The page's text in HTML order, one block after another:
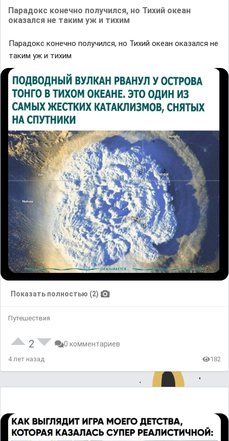
Парадокс конечно получился, но Тихий океан
оказался не таким уж и тихим
Парадокс конечно получился, но Тихий океан оказался не
таким уж и тихим
Показать полностью (2)
Путешествия
2 0 комментариев
4 лет назад 182